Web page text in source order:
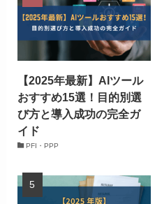
【2025年最新】AIツール
おすすめ15選！目的別選
び方と導入成功の完全ガ
イド
PFI・PPP